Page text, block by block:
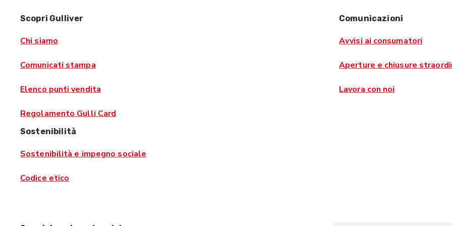
Scopri Gulliver
Chi siamo
Comunicati stampa
Elenco punti vendita
Regolamento Gulli Card
Comunicazioni
Avvisi ai consumatori
Aperture e chiusure
Lavora con noi
Sostenibilità
Sostenibilità e impegno sociale
Codice etico